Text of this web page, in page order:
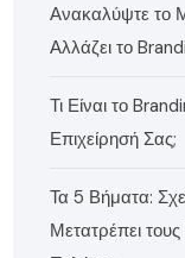
Ανακαλύψτε το
Αλλάζει το
Τι Είναι το
Επιχείρησή Σας;
Τα 5 Βήματα:
Μετατρέπει